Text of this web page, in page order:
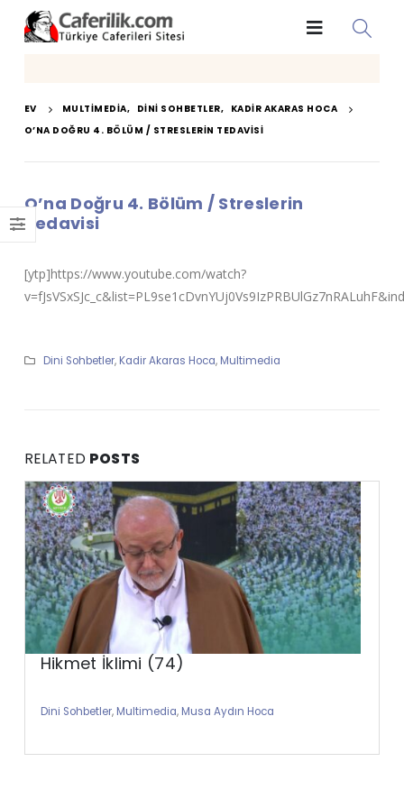
EV MULTIMEDIA, DINI SOHBETLER, KADIR AKARAS HOCA
O’NA DOĞRU 4. BÖLÜM / STRESLERIN TEDAVISI
O’na Doğru 4. Bölüm / Streslerin
Tedavisi
[ytp]https://www.youtube.com/watch?
Dini Sohbetler, Kadir Akaras Hoca, Multimedia
RELATED POSTS
Hikmet İklimi (74)
Dini Sohbetler, Multimedia, Musa Aydın Hoca